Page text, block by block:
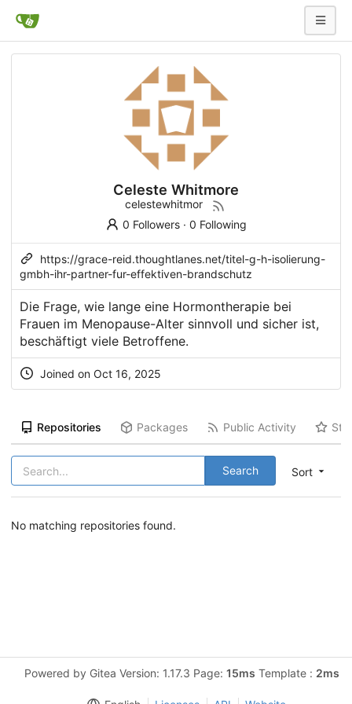
Celeste Whitmore
celestewhitmor
0 Followers· 0 Following
https://grace-reid.thoughtlanes.net/titel-g-h-isolierung-
gmbh-ihr-partner-fur-effektiven-brandschutz
Die Frage, wie lange eine Hormontherapie bei
Frauen im Menopause-Alter sinnvoll und sicher ist,
beschäftigt viele Betroffene.
Joined on Oct 16, 2025
Repositories Packages Public Activity
Sort
Search
No matching repositories found.
Powered by Gitea Version: 1.17.3 Page: 15ms Template : 2ms